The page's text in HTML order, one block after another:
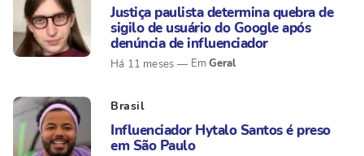
Justiça paulista determina quebra de
sigilo de usuário do Google após
denúncia de influenciador
Há 11 meses Geral
Brasil
Influenciador Hytalo Santos é preso
em São Paulo